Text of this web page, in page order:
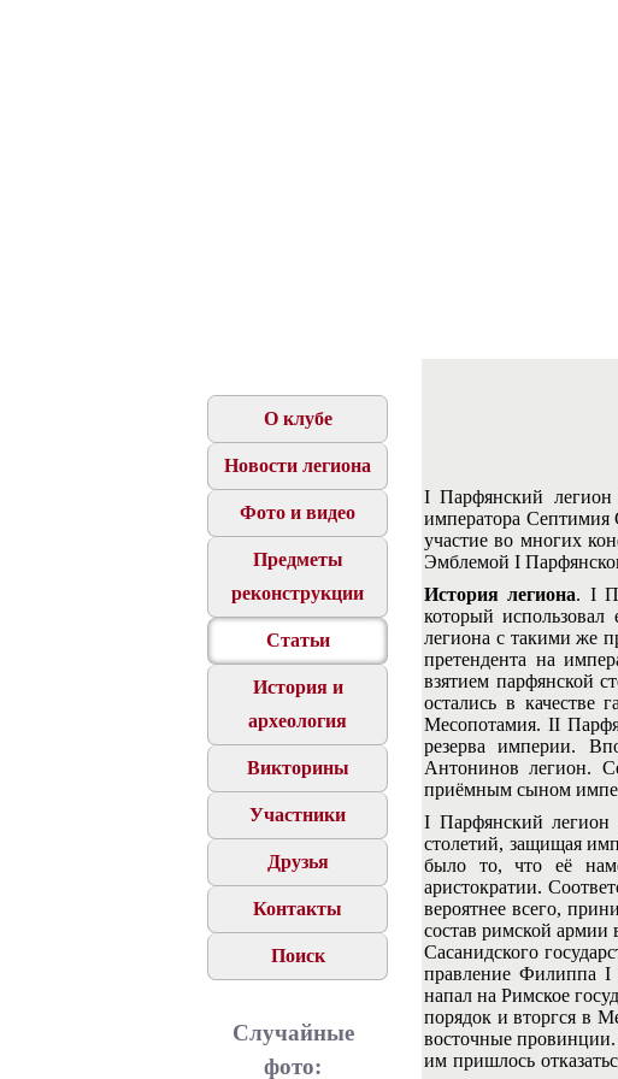
О клубе
Новости легиона
Фото и видео
Предметы
реконструкции
Статьи
История и
археология
Викторины
Участники
Друзья
Контакты
Поиск
Случайные
фото:
I Парфянский
императора Септимия
участие во многих
Эмблемой I
История легиона. I
который
легиона с такими же
претендента на
взятием парфянской
остались в качестве
Месопотамия. II
резерва империи.
Антонинов легион.
приёмным сыном
I Парфянский легион
столетий, защищая
было то, что её
аристократии.
вероятнее всего,
состав римской армии
Сасанидского
правление Филиппа I
напал на Римское
порядок и вторгся в
восточные провинции.
им пришлось